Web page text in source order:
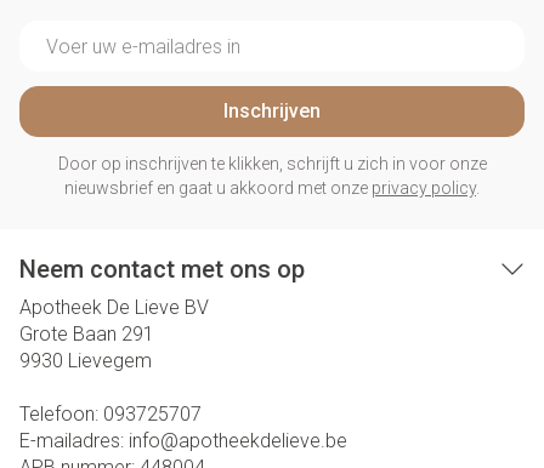
Inschrijven
Door op inschrijven te klikken, schrijft u zich in voor onze
nieuwsbrief en gaat u akkoord met onze privacy policy.
Neem contact met ons op
Apotheek De Lieve BV
Grote Baan 291
9930 Lievegem
Telefoon: 093725707
E-mailadres: info@apotheekdelieve.be